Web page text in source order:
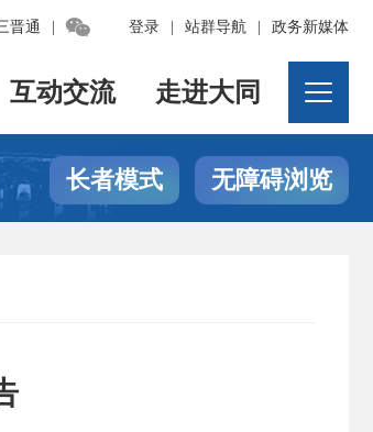
登录 站群导航 政务新媒体
晋通 
互动交流 走进大同
长者模式 无障碍浏览